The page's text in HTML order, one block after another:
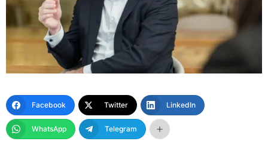
Facebook Twitter LinkedIn
WhatsApp Telegram